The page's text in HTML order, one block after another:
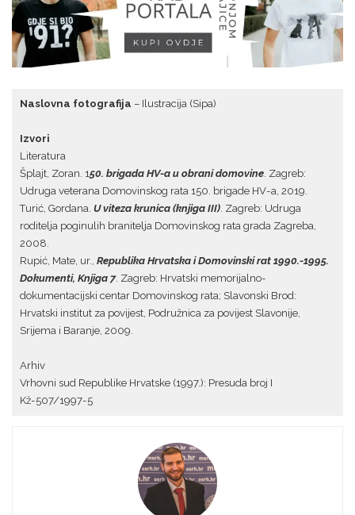
Naslovna fotografija – Ilustracija (Sipa)
Izvori
Literatura
Šplajt, Zoran. 150. brigada HV-a u obrani domovine. Zagreb:
Udruga veterana Domovinskog rata 150. brigade HV-a, 2019.
Turić, Gordana. U viteza krunica (knjiga III). Zagreb: Udruga
roditelja poginulih branitelja Domovinskog rata grada Zagreba,
2008.
Rupić, Mate, ur., Republika Hrvatska i Domovinski rat 1990.-1995.
Dokumenti, Knjiga 7. Zagreb: Hrvatski memorijalno-
dokumentacijski centar Domovinskog rata; Slavonski Brod:
Hrvatski institut za povijest, Podružnica za povijest Slavonije,
Srijema i Baranje, 2009.
Arhiv
Vrhovni sud Republike Hrvatske (1997.): Presuda broj I
Kž-507/1997-5